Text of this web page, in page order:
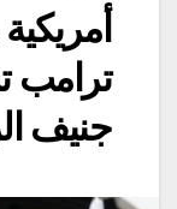
ترامب
جنيف